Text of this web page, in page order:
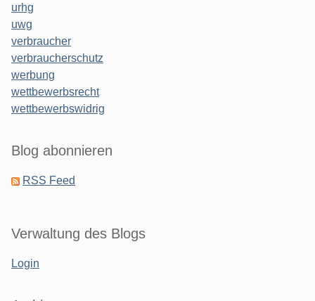
urhg
uwg
verbraucher
verbraucherschutz
werbung
wettbewerbsrecht
wettbewerbswidrig
Blog abonnieren
RSS Feed
Verwaltung des Blogs
Login